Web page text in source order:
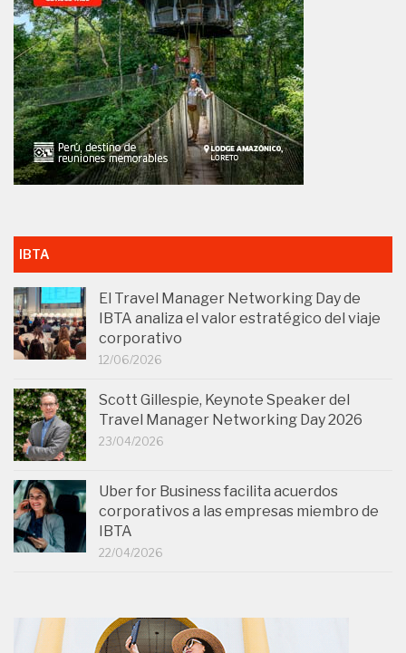
IBTA
El Travel Manager Networking Day de
IBTA analiza el valor estratégico del viaje
corporativo
12/06/2026
Scott Gillespie, Keynote Speaker del
Travel Manager Networking Day 2026
23/04/2026
Uber for Business facilita acuerdos
corporativos a las empresas miembro de
IBTA
22/04/2026